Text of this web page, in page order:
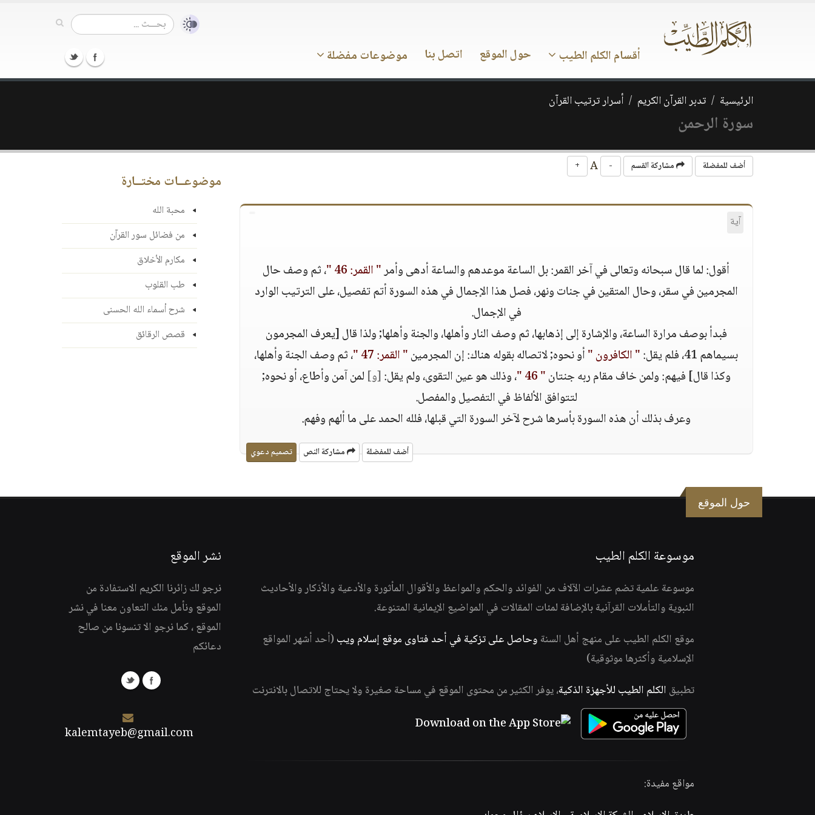
أقسام الكلم الطيب حول الموقع اتصل بنا موضوعات مفضلة
الرئيسية تدبر القرآن الكريم أسرار ترتيب القرآن
سورة الرحمن
أضف للمفضلة مشاركة القسم -
+
آية
أقول: لما قال سبحانه وتعالى في آخر القمر: بل الساعة موعدهم والساعة أدهى وأمر" القمر: 46 "
، ثم وصف حال
المجرمين في سقر، وحال المتقين في جنات ونهر، فصل هذا الإجمال في هذه السورة أتم تفصيل، على الترتيب الوارد
في الإجمال.
فبدأ بوصف مرارة الساعة، والإشارة إلى إذهابها، ثم وصف النار وأهلها، والجنة وأهلها; ولذا قال [يعرف المجرمون
بسيماهم 41، فلم يقل:
" الكافرون "أو نحوه; لاتصاله بقوله هناك: إن المجرمين" القمر: 47 "
، ثم وصف الجنة وأهلها،
وكذا قال] فيهم: ولمن خاف مقام ربه جنتان" 46 " ، وذلك هو عين التقوى، ولم يقل:[و] لمن آمن وأطاع، أو نحوه;
لتتوافق الألفاظ في التفصيل والمفصل.
وعرف بذلك أن هذه السورة بأسرها شرح لآخر السورة التي قبلها، فلله الحمد على ما ألهم وفهم.
أضف للمفضلة مشاركة النص تصميم دعوي
موضوعــات مختــارة
محبة الله
من فضائل سور القرآن
مكارم الأخلاق
طب القلوب
شرح أسماء الله الحسنى
قصص الرقائق
حول الموقع
موسوعة الكلم الطيب
موسوعة علمية تضم عشرات الآلاف من الفوائد والحكم والمواعظ والأقوال المأثورة والأدعية والأذكار والأحاديث
النبوية والتأملات القرآنية بالإضافة لمئات المقالات في المواضيع الإيمانية المتنوعة.
موقع الكلم الطيب على منهج أهل السنة وحاصل على تزكية في أحد فتاوى موقع إسلام ويب (أحد أشهر المواقع
الإسلامية وأكثرها موثوقية)
تطبيق الكلم الطيب للأجهزة الذكية، يوفر الكثير من محتوى الموقع في مساحة صغيرة ولا يحتاج للاتصال بالانترنت
مواقع مفيدة:
نشر الموقع
نرجو لك زائرنا الكريم الاستفادة من
الموقع ونأمل منك التعاون معنا في نشر
الموقع ، كما نرجو الا تنسونا من صالح
دعائكم
kalemtayeb@gmail.com